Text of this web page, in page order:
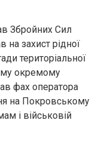
Збройних Сил
на захист рідної
територіальної
окремому
фах оператора
на Покровському
і військовій